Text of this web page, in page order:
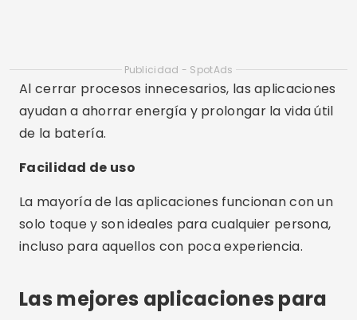
Las mejores aplicaciones para
limpiar la memoria del celular
1. Limpiador
Disponible: Android / Windows / Mac
Características: Borrar caché, historial de
navegación, archivos residuales, RAM y gestión
Diferenciadores: Interfaz intuitiva, análisis de
almacenamiento y función de “limpieza